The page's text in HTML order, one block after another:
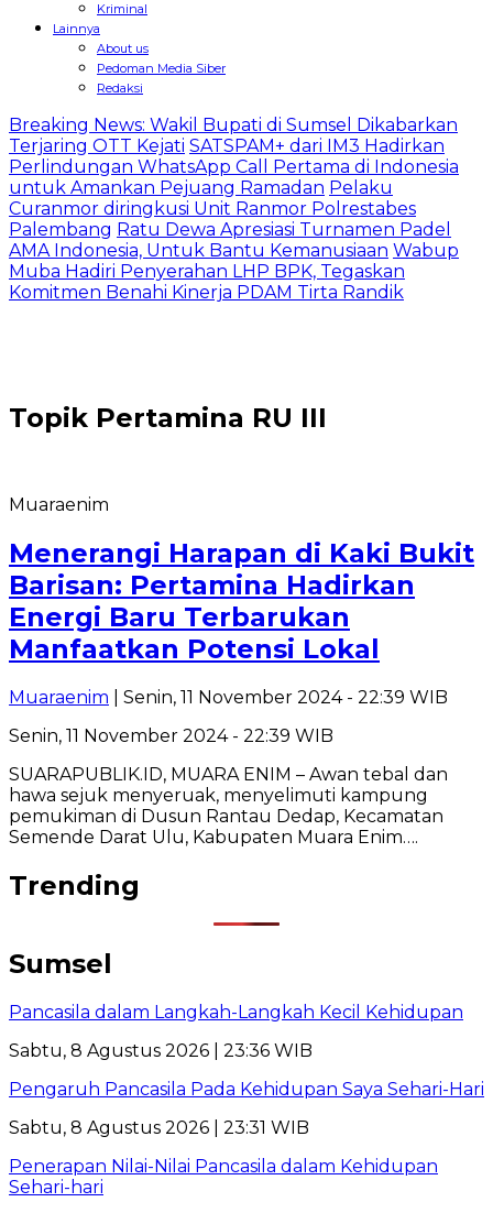
Kriminal
Lainnya
About us
Pedoman Media Siber
Redaksi
Breaking News: Wakil Bupati di Sumsel Dikabarkan
Terjaring OTT Kejati SATSPAM+ dari IM3 Hadirkan
Perlindungan WhatsApp Call Pertama di Indonesia
untuk Amankan Pejuang Ramadan Pelaku
Curanmor diringkusi Unit Ranmor Polrestabes
Palembang Ratu Dewa Apresiasi Turnamen Padel
AMA Indonesia, Untuk Bantu Kemanusiaan Wabup
Muba Hadiri Penyerahan LHP BPK, Tegaskan
Komitmen Benahi Kinerja PDAM Tirta Randik
Topik Pertamina RU III
Muaraenim
Menerangi Harapan di Kaki Bukit
Barisan: Pertamina Hadirkan
Energi Baru Terbarukan
Manfaatkan Potensi Lokal
Muaraenim | Senin, 11 November 2024 - 22:39 WIB
Senin, 11 November 2024 - 22:39 WIB
SUARAPUBLIK.ID, MUARA ENIM – Awan tebal dan
hawa sejuk menyeruak, menyelimuti kampung
pemukiman di Dusun Rantau Dedap, Kecamatan
Semende Darat Ulu, Kabupaten Muara Enim….
Trending
Sumsel
Pancasila dalam Langkah-Langkah Kecil Kehidupan
Sabtu, 8 Agustus 2026 | 23:36 WIB
Pengaruh Pancasila Pada Kehidupan Saya Sehari-Hari
Sabtu, 8 Agustus 2026 | 23:31 WIB
Penerapan Nilai-Nilai Pancasila dalam Kehidupan
Sehari-hari